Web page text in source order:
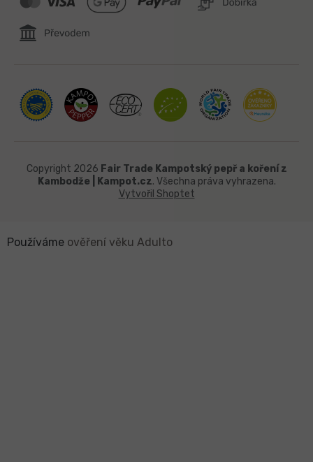
Vytvořil Shoptet
Copyright 2026 Fair Trade Kampotský pepř a koření z
Kambodže | Kampot.cz. Všechna práva vyhrazena.
Používáme ověření věku Adulto